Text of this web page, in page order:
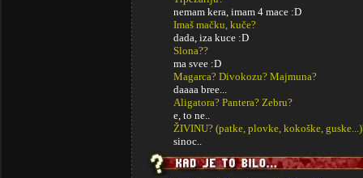
nemam kera, imam 4 mace :D
Imaš mačku, kuče?
dada, iza kuce :D
Slona??
ma svee :D
Magarca? Divokozu? Majmuna?
daaaa bree...
Aligatora? Pantera? Zebru?
e, to ne..
ŽIVINU? (patke, plovke, kokoške,
sinoc..